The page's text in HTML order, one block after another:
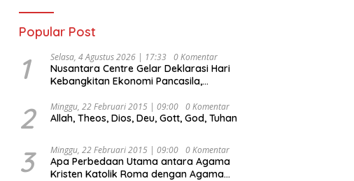
Popular Post
1 Selasa, 4 Agustus 2026 | 17:33 0 Komentar
Nusantara Centre Gelar Deklarasi Hari
Kebangkitan Ekonomi Pancasila,
Djojohadikusumo Anti Penjajahan
(Pergolakan Ekonomi Politik Indonesia) &
Undang Perekonomian Nasional dan
Kesejahteraan Sosial dalam Menata
Bangsa Menuju Indonesia Emas 2045”,
2 Minggu, 22 Februari 2015 | 09:00 0 Komentar
Allah, Theos, Dios, Deu, Gott, God, Tuhan
3 Minggu, 22 Februari 2015 | 09:00 0 Komentar
Apa Perbedaan Utama antara Agama
Kristen Katolik Roma dengan Agama